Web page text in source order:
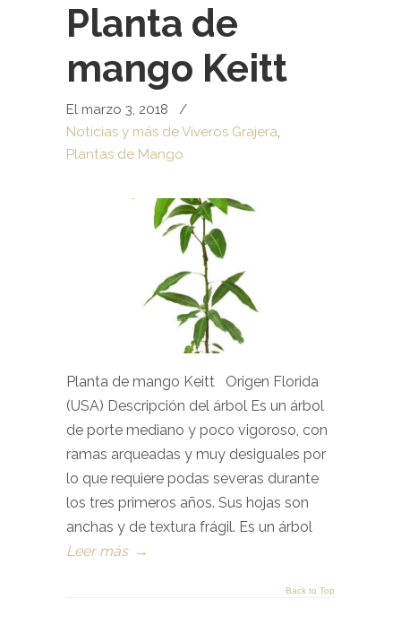
Planta de
mango Keitt
El marzo 3, 2018
/
Noticias y más de Viveros Grajera,
Plantas de Mango
Planta de mango Keitt Origen Florida
(USA) Descripción del árbol Es un árbol
de porte mediano y poco vigoroso, con
ramas arqueadas y muy desiguales por
lo que requiere podas severas durante
los tres primeros años. Sus hojas son
anchas y de textura frágil. Es un árbol
Leer más →
Back to Top